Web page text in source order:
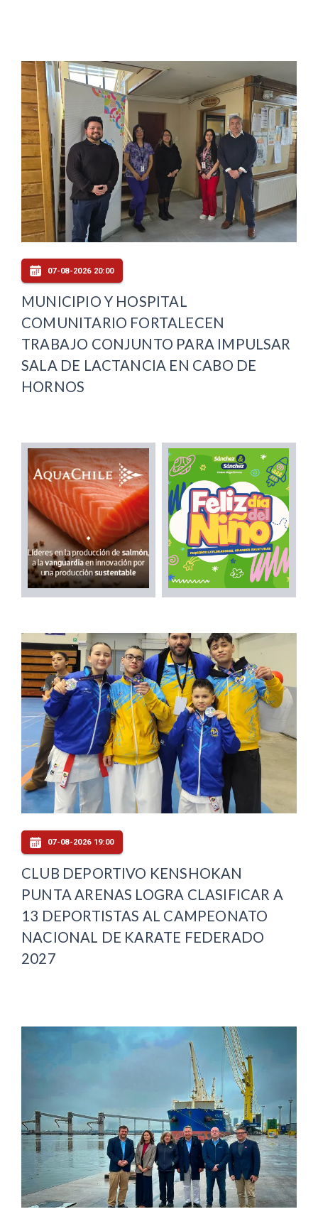
07-08-2026 20:00
MUNICIPIO Y HOSPITAL
COMUNITARIO FORTALECEN
TRABAJO CONJUNTO PARA IMPULSAR
SALA DE LACTANCIA EN CABO DE
HORNOS
07-08-2026 19:00
CLUB DEPORTIVO KENSHOKAN
PUNTA ARENAS LOGRA CLASIFICAR A
13 DEPORTISTAS AL CAMPEONATO
NACIONAL DE KARATE FEDERADO
2027